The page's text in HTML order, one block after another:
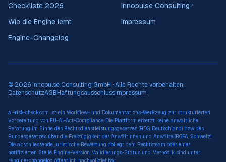
Checkliste 2026
Wie die Engine lernt
Engine-Changelog
Innopulse Consulting ↗
Impressum
© 2026 Innopulse Consulting GmbH · Alle Rechte vorbehalten.
DatenschutzAGBHaftungsausschlussImpressum
ai-risk-check.com ist ein Workflow- und Dokumentations-Werkzeug zur strukturierten
Vorbereitung von EU-AI-Act-Compliance. Die Plattform ersetzt keine anwaltliche
Beratung im Sinne des Rechtsdienstleistungsgesetzes (RDG, Deutschland) bzw. des
Bundesgesetzes über die Freizügigkeit der Anwältinnen und Anwälte (BGFA, Schweiz).
Die abschliessende juristische Bewertung obliegt dem Rechtsteam oder einer
notifizierten Stelle. Engine-Version, Validierungs-Status und Methodik sind unter